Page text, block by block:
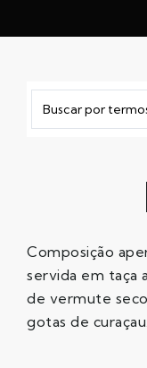
Composição
servida em taça
de vermute
gotas de curaçau.